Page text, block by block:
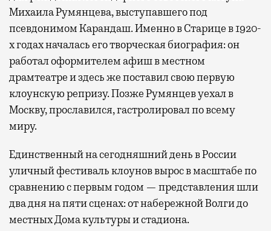
Михаила Румянцева, выступавшего под
псевдонимом Карандаш. Именно в Старице в 1920-
х годах началась его творческая биография: он
работал оформителем афиш в местном
драмтеатре и здесь же поставил свою первую
клоунскую репризу. Позже Румянцев уехал в
Москву, прославился, гастролировал по всему
миру.
Единственный на сегодняшний день в России
уличный фестиваль клоунов вырос в масштабе по
сравнению с первым годом — представления шли
два дня на пяти сценах: от набережной Волги до
местных Дома культуры и стадиона.